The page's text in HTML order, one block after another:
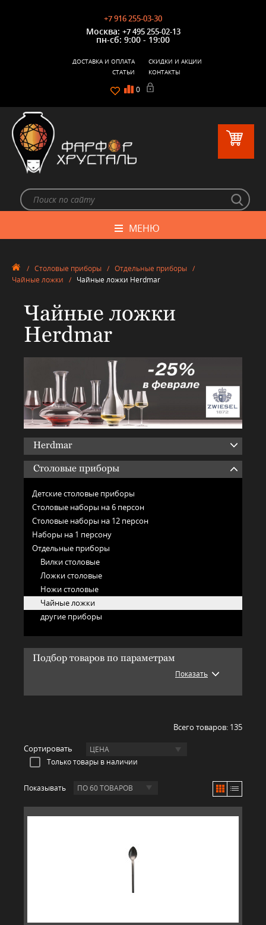
+7 916 255-03-30
Москва: +7 495 255-02-13
пн-сб: 9:00 - 19:00
0
ДОСТАВКА И ОПЛАТА
СКИДКИ И АКЦИИ
СТАТЬИ
КОНТАКТЫ
МЕНЮ
/ Столовые приборы / Отдельные приборы /
Чайные ложки / Чайные ложки Herdmar
Чайные ложки
Herdmar
Herdmar
Столовые приборы
Детские столовые приборы
Столовые наборы на 6 персон
Столовые наборы на 12 персон
Наборы на 1 персону
Отдельные приборы
Вилки столовые
Ложки столовые
Ножи столовые
Чайные ложки
другие приборы
Подбор товаров по параметрам
Показать
Всего товаров: 135
Сортировать
ЦЕНА
Только товары в наличии
Показывать ПО 60 ТОВАРОВ